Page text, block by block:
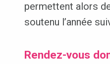
permettent alors
soutenu l’année
Rendez-vous